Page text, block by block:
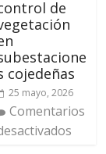
de
cojedeñas
25 mayo, 2026
Comentarios